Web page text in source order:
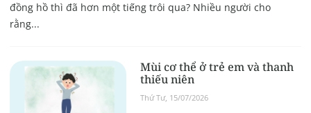
đồng hồ thì đã hơn một tiếng trôi qua? Nhiều người cho
rằng...
Mùi cơ thể ở trẻ em và thanh
thiếu niên
Thứ Tư, 15/07/2026